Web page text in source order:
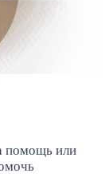
помощь или